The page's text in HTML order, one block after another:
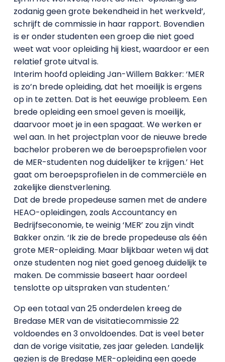
zodanig geen grote bekendheid in het werkveld’,
schrijft de commissie in haar rapport. Bovendien
is er onder studenten een groep die niet goed
weet wat voor opleiding hij kiest, waardoor er een
relatief grote uitval is.
Interim hoofd opleiding Jan-Willem Bakker: ‘MER
is zo’n brede opleiding, dat het moeilijk is ergens
op in te zetten. Dat is het eeuwige probleem. Een
brede opleiding een smoel geven is moeilijk,
daarvoor moet je in een spagaat. We werken er
wel aan. In het projectplan voor de nieuwe brede
bachelor proberen we de beroepsprofielen voor
de MER-studenten nog duidelijker te krijgen.’ Het
gaat om beroepsprofielen in de commerciële en
zakelijke dienstverlening.
Dat de brede propedeuse samen met de andere
HEAO-opleidingen, zoals Accountancy en
Bedrijfseconomie, te weinig ‘MER’ zou zijn vindt
Bakker onzin. ‘Ik zie de brede propedeuse als één
grote MER-opleiding. Maar blijkbaar weten wij dat
onze studenten nog niet goed genoeg duidelijk te
maken. De commissie baseert haar oordeel
tenslotte op uitspraken van studenten.’
Op een totaal van 25 onderdelen kreeg de
Bredase MER van de visitatiecommissie 22
voldoendes en 3 onvoldoendes. Dat is veel beter
dan de vorige visitatie, zes jaar geleden. Landelijk
gezien is de Bredase MER-opleiding een goede